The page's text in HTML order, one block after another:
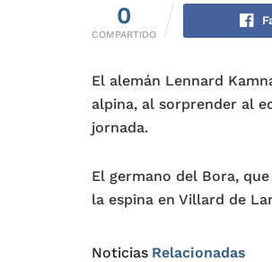
0
COMPARTIDO
El alemán Lennard
alpina, al sorprender al
jornada.
El germano del Bora,
la espina en Villard de
Noticias Relacionadas